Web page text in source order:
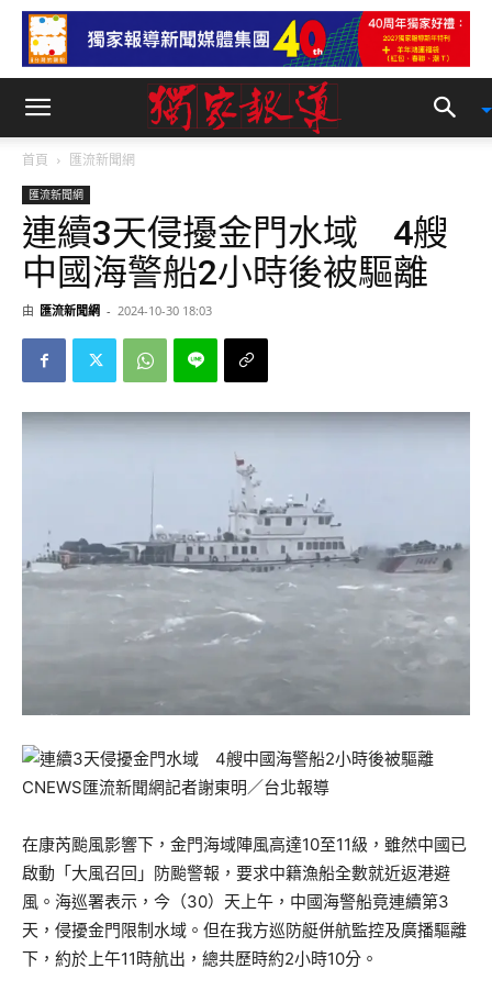
首頁 匯流新聞網
匯流新聞網
連續3天侵擾金門水域 4艘
中國海警船2小時後被驅離
由 匯流新聞網 - 2024-10-30 18:03
CNEWS匯流新聞網記者謝東明／台北報導
在康芮颱風影響下，金門海域陣風高達10至11級，雖然中國已
啟動「大風召回」防颱警報，要求中籍漁船全數就近返港避
風。海巡署表示，今（30）天上午，中國海警船竟連續第3
天，侵擾金門限制水域。但在我方巡防艇併航監控及廣播驅離
下，約於上午11時航出，總共歷時約2小時10分。